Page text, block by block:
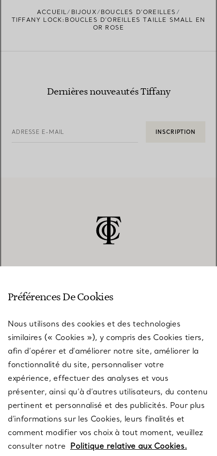
ACCUEIL BIJOUX
BOUCLES D’OREILLES
TIFFANY LOCK:BOUCLES D’OREILLES TAILLE SMALL EN
OR ROSE
Dernières nouveautés Tiffany
ADRESSE E-MAIL INSCRIPTION
SERVICES
À PROPOS
QUESTIONS LÉGALES
SUIVEZ-NOUS
Préférences De Cookies
Nous utilisons des cookies et des technologies
similaires (« Cookies »), y compris des Cookies tiers,
afin d’opérer et d’améliorer notre site, améliorer la
fonctionnalité du site, personnaliser votre
expérience, effectuer des analyses et vous
présenter, ainsi qu’à d’autres utilisateurs, du contenu
pertinent et personnalisé et des publicités. Pour plus
d’informations sur les Cookies, leurs finalités et
comment modifier vos choix à tout moment, veuillez
consulter notre Politique relative aux Cookies.